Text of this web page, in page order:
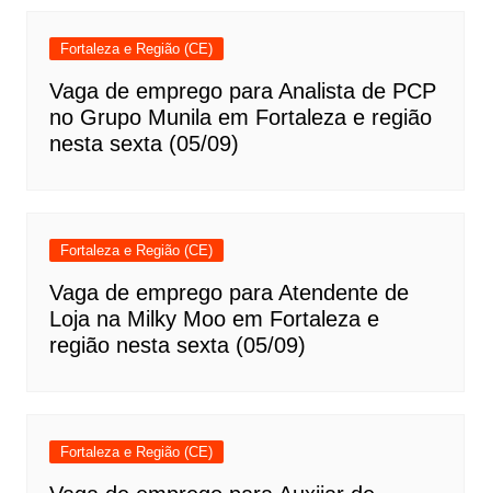
Fortaleza e Região (CE)
Vaga de emprego para Analista de PCP
no Grupo Munila em Fortaleza e região
nesta sexta (05/09)
Fortaleza e Região (CE)
Vaga de emprego para Atendente de
Loja na Milky Moo em Fortaleza e
região nesta sexta (05/09)
Fortaleza e Região (CE)